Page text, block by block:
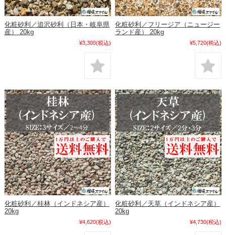
化粧砂利／追沢砂利（日本・岐阜県
産） 20kg
¥3,300(税込)
化粧砂利／フリージア（ニュージー
ランド産） 20kg
¥5,720(税込)
化粧砂利／桂林（インドネシア産）
20kg
¥4,620(税込)
化粧砂利／天草（インドネシア産）
20kg
¥4,730(税込)